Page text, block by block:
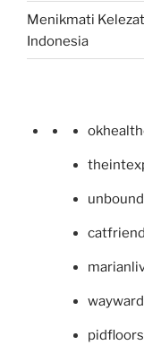
Menikmati
Indonesia